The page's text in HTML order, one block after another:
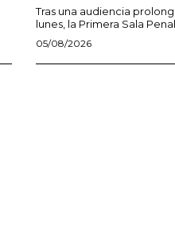
Tras una audiencia
lunes, la Primera Sala
05/08/2026